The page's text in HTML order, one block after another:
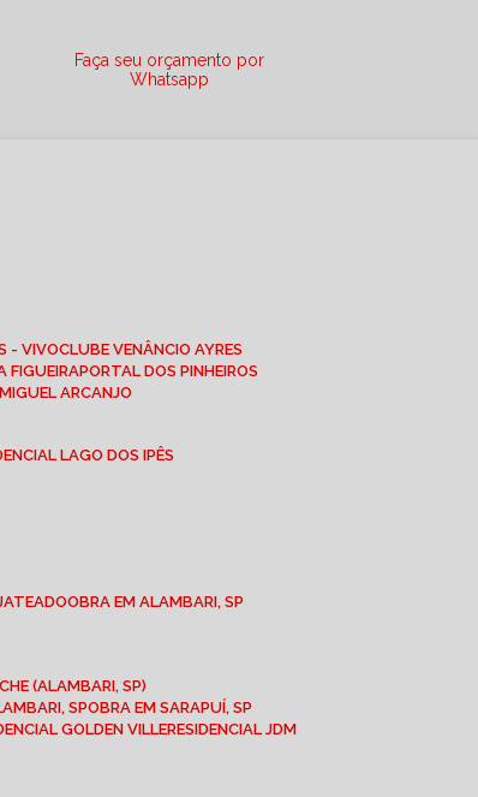
Faça seu orçamento por
Whatsapp
- VIVO CLUBE VENÂNCIO AYRES
FIGUEIRA PORTAL DOS PINHEIROS
MIGUEL ARCANJO
LAGO DOS IPÊS
OBRA EM ALAMBARI, SP
(ALAMBARI, SP)
SP
OBRA EM SARAPUÍ, SP
GOLDEN VILLE RESIDENCIAL JDM